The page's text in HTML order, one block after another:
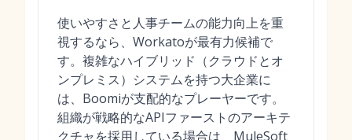
使いやすさと人事チームの能力向上を重
視するなら、Workatoが最有力候補で
す。複雑なハイブリッド（クラウドとオ
ンプレミス）システムを持つ大企業に
は、Boomiが支配的なプレーヤーです。
組織が戦略的なAPIファーストのアーキテ
クチャを採用している場合は、MuleSoft